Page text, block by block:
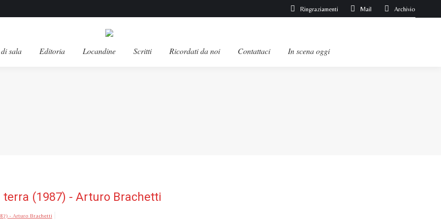
Ringraziamenti Mail Archivio
sala Editoria Locandine Scritti Ricordati da noi Contattaci In scena oggi
(1987) - Arturo Brachetti
- Arturo Brachetti